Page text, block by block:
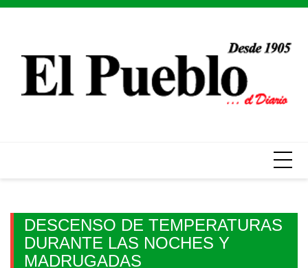
Skip
DESCENSO DE TEMPERATURAS
DURANTE LAS NOCHES Y
MADRUGADAS